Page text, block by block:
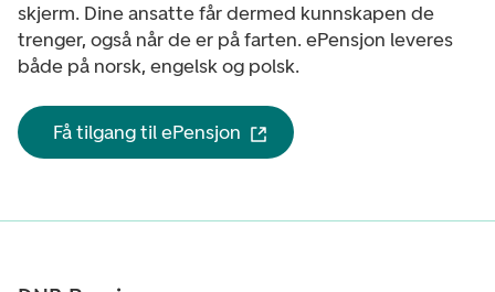
skjerm. Dine ansatte får dermed kunnskapen de
trenger, også når de er på farten. ePensjon leveres
både på norsk, engelsk og polsk.
Få tilgang til ePensjon